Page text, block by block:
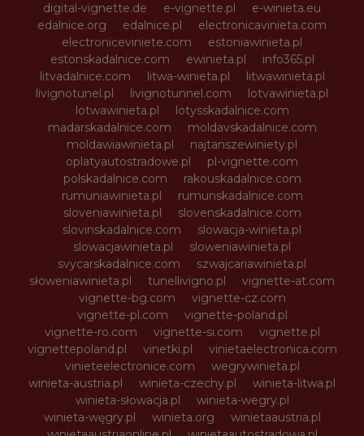
digital-vignette.de
e-vignette.pl
e-winieta.eu
edalnice.org
edalnice.pl
electronicavinieta.com
electroniceviniete.com
estoniawinieta.pl
estonskadalnice.com
ewinieta.pl
info365.pl
litvadalnice.com
litwa-winieta.pl
litwawinieta.pl
livignotunel.pl
livignotunnel.com
lotvawinieta.pl
lotwawinieta.pl
lotysskadalnice.com
madarskadalnice.com
moldavskadalnice.com
moldawiawinieta.pl
najtanszewiniety.pl
oplatyautostradowe.pl
pl-vignette.com
polskadalnice.com
rakouskadalnice.com
rumuniawinieta.pl
rumunskadalnice.com
sloveniawinieta.pl
slovenskadalnice.com
slovinskadalnice.com
slowacja-winieta.pl
slowacjawinieta.pl
sloweniawinieta.pl
svycarskadalnice.com
szwajcariawinieta.pl
słoweniawinieta.pl
tunellivigno.pl
vignette-at.com
vignette-bg.com
vignette-cz.com
vignette-pl.com
vignette-poland.pl
vignette-ro.com
vignette-si.com
vignette.pl
vignettepoland.pl
vinetki.pl
vinietaelectronica.com
vinieteelectronice.com
wegrywinieta.pl
winieta-austria.pl
winieta-czechy.pl
winieta-litwa.pl
winieta-słowacja.pl
winieta-wegry.pl
winieta-węgry.pl
winieta.org
winietaaustria.pl